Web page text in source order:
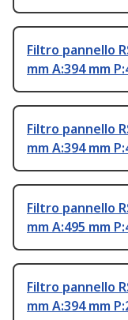
Filtro pannello
mm A:394 mm
Filtro pannello
mm A:394 mm
Filtro pannello
mm A:495 mm
Filtro pannello
mm A:394 mm